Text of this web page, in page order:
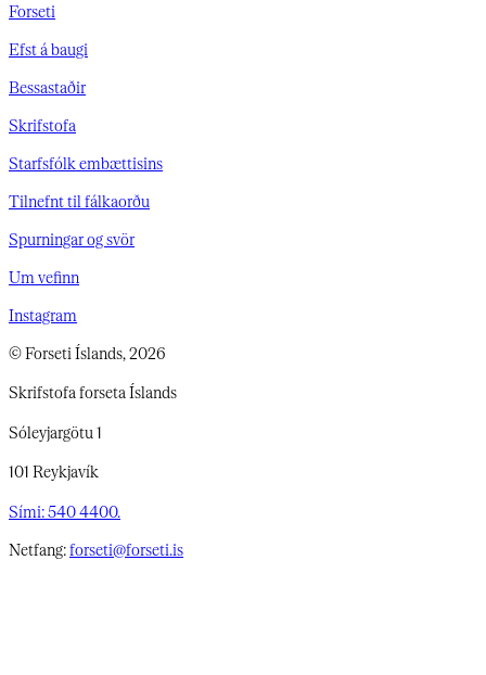
Forseti
Efst á baugi
Bessastaðir
Skrifstofa
Starfsfólk embættisins
Tilnefnt til fálkaorðu
Spurningar og svör
Um vefinn
Instagram
© Forseti Íslands, 2026
Skrifstofa forseta Íslands
Sóleyjargötu 1
101 Reykjavík
Sími: 540 4400.
Netfang:forseti@forseti.is